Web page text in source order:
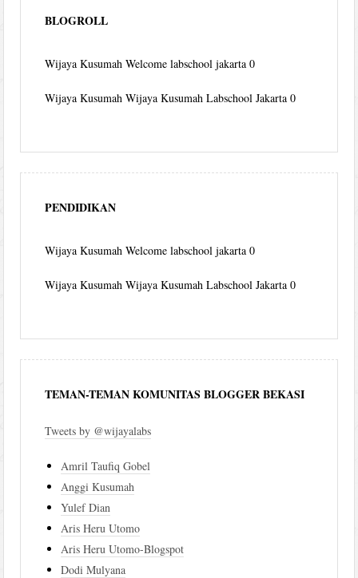
BLOGROLL
Wijaya Kusumah Welcome labschool jakarta 0
Wijaya Kusumah Wijaya Kusumah Labschool Jakarta 0
PENDIDIKAN
Wijaya Kusumah Welcome labschool jakarta 0
Wijaya Kusumah Wijaya Kusumah Labschool Jakarta 0
TEMAN-TEMAN KOMUNITAS BLOGGER BEKASI
Tweets by @wijayalabs
Amril Taufiq Gobel
Anggi Kusumah
Yulef Dian
Aris Heru Utomo
Aris Heru Utomo-Blogspot
Dodi Mulyana